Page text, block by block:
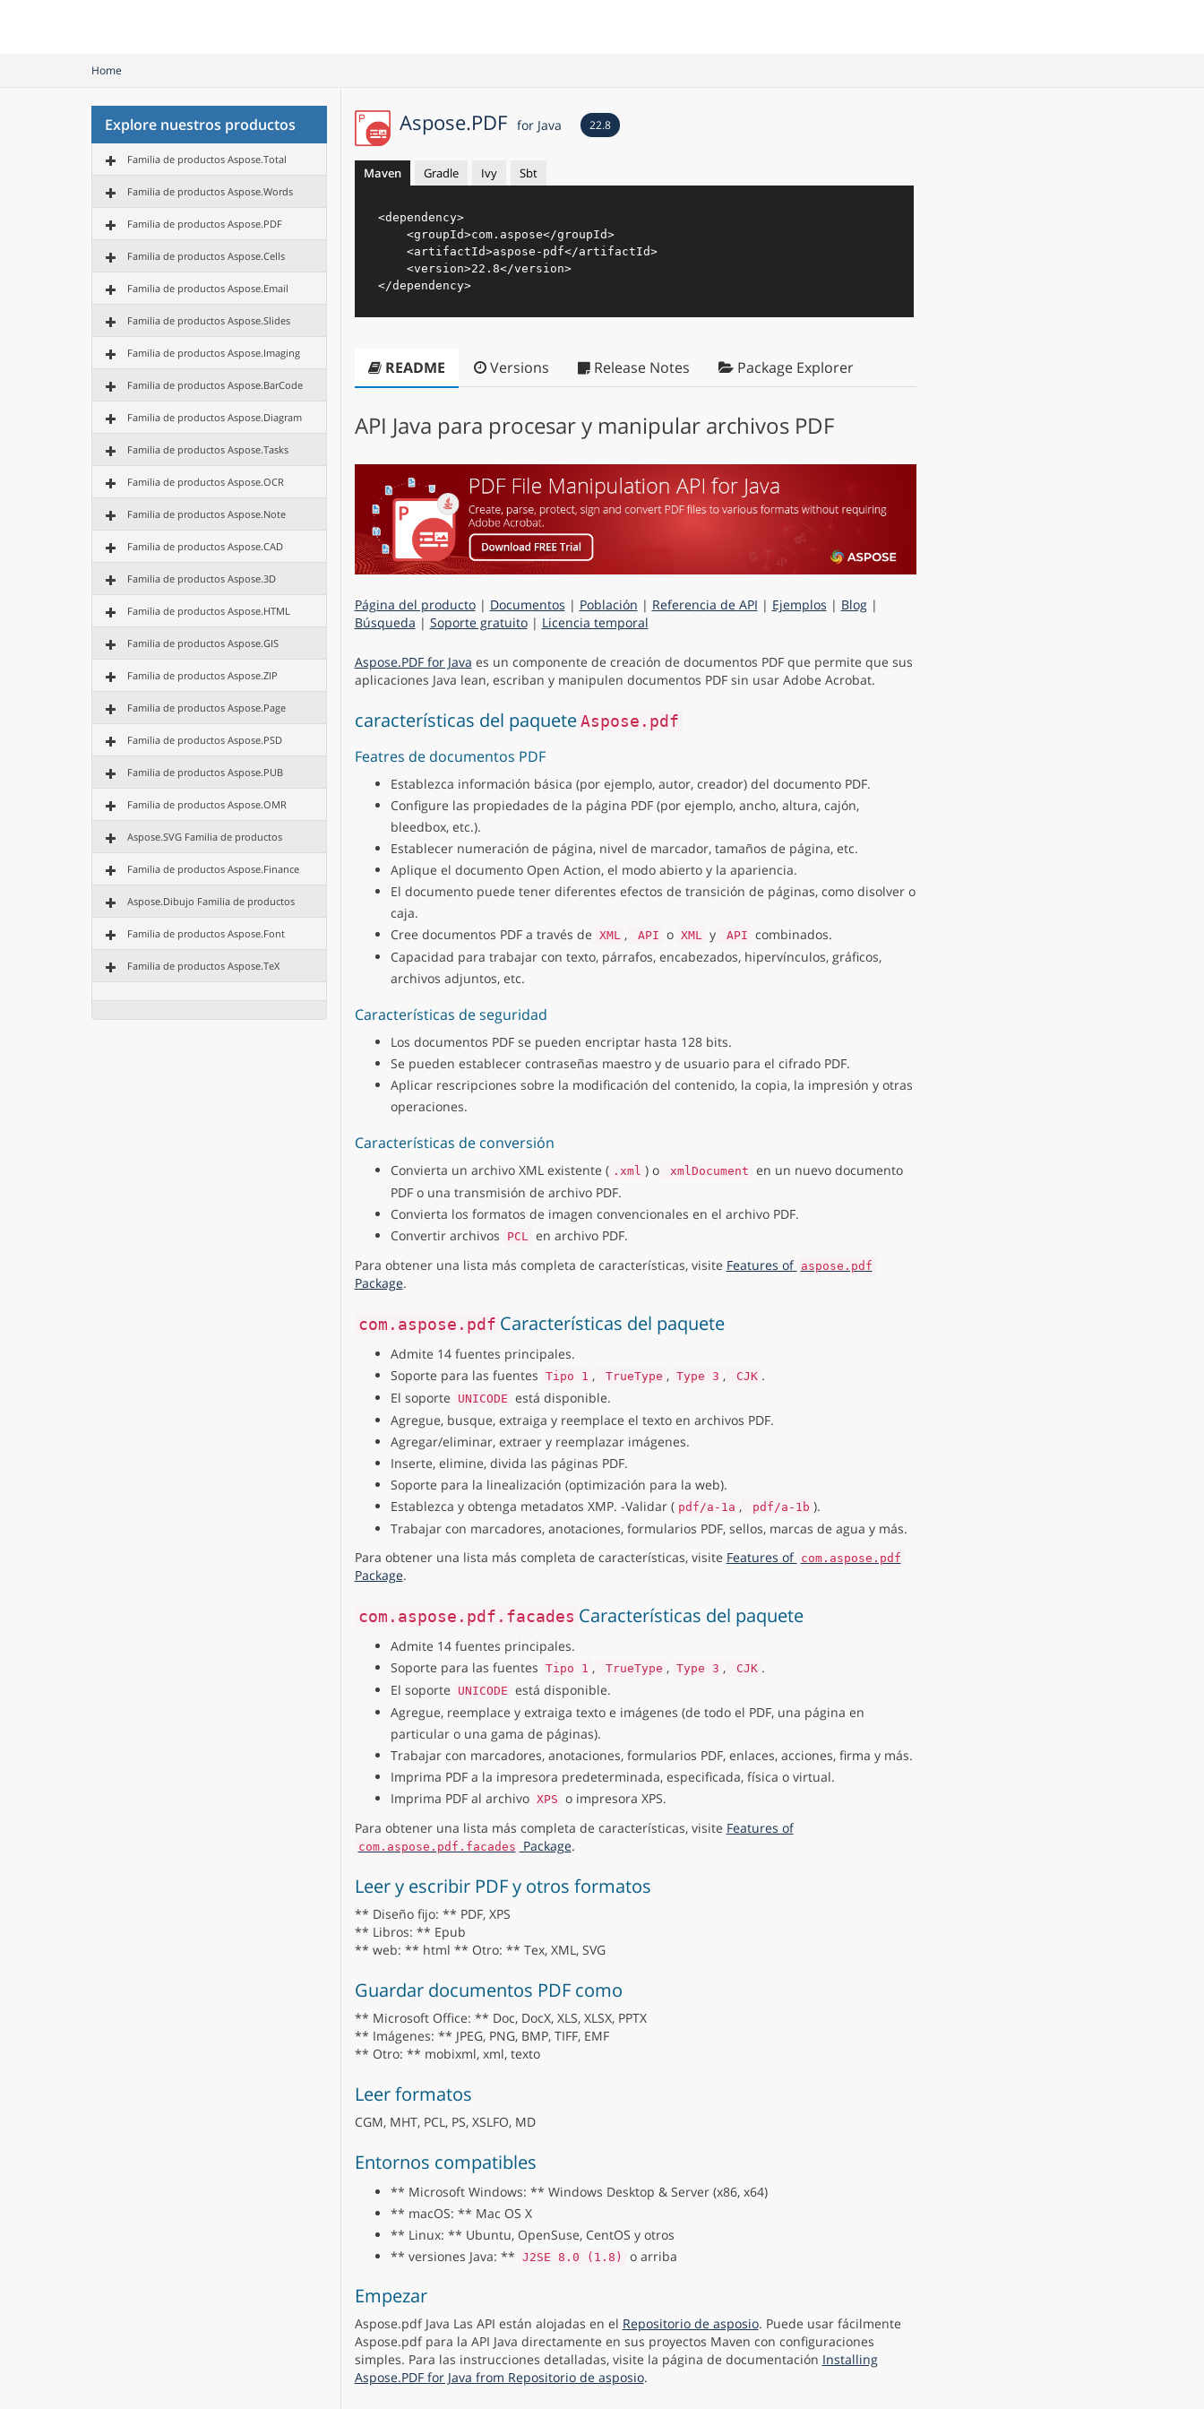
Home
Explore nuestros productos
Familia de productos Aspose.Total
Familia de productos Aspose.Words
Familia de productos Aspose.PDF
Familia de productos Aspose.Cells
Familia de productos Aspose.Email
Familia de productos Aspose.Slides
Familia de productos Aspose.Imaging
Familia de productos Aspose.BarCode
Familia de productos Aspose.Diagram
Familia de productos Aspose.Tasks
Familia de productos Aspose.OCR
Familia de productos Aspose.Note
Familia de productos Aspose.CAD
Familia de productos Aspose.3D
Familia de productos Aspose.HTML
Familia de productos Aspose.GIS
Familia de productos Aspose.ZIP
Familia de productos Aspose.Page
Familia de productos Aspose.PSD
Familia de productos Aspose.PUB
Familia de productos Aspose.OMR
Aspose.SVG Familia de productos
Familia de productos Aspose.Finance
Aspose.Dibujo Familia de productos
Familia de productos Aspose.Font
Familia de productos Aspose.TeX
Aspose.PDF for Java 22.8
Maven Gradle Ivy Sbt
<dependency>
<groupId>com.aspose</groupId>
<artifactId>aspose-pdf</artifactId>
<version>22.8</version>
</dependency>
README Versions Release Notes Package Explorer
API Java para procesar y manipular archivos PDF
Página del producto| Documentos | Población | Referencia de API | Ejemplos | Blog|
Búsqueda | Soporte gratuito| Licencia temporal
Aspose.PDF for Java es un componente de creación de documentos PDF que permite que sus
aplicaciones Java lean, escriban y manipulen documentos PDF sin usar Adobe Acrobat.
características del paquete Aspose.pdf
Featres de documentos PDF
Establezca información básica (por ejemplo, autor, creador) del documento PDF.
Configure las propiedades de la página PDF (por ejemplo, ancho, altura, cajón,
bleedbox, etc.).
Establecer numeración de página, nivel de marcador, tamaños de página, etc.
Aplique el documento Open Action, el modo abierto y la apariencia.
El documento puede tener diferentes efectos de transición de páginas, como disolver o
caja.
Cree documentos PDF a través de XML , API o XML y API combinados.
Capacidad para trabajar con texto, párrafos, encabezados, hipervínculos, gráficos,
archivos adjuntos, etc.
Características de seguridad
Los documentos PDF se pueden encriptar hasta 128 bits.
Se pueden establecer contraseñas maestro y de usuario para el cifrado PDF.
Aplicar rescripciones sobre la modificación del contenido, la copia, la impresión y otras
operaciones.
Características de conversión
Convierta un archivo XML existente ( .xml ) o xmlDocument en un nuevo documento
PDF o una transmisión de archivo PDF.
Convierta los formatos de imagen convencionales en el archivo PDF.
Convertir archivos
PCL
en archivo PDF.
Para obtener una lista más completa de características, visite Features of aspose.pdf
Package.
com.aspose.pdf Características del paquete
Admite 14 fuentes principales.
Soporte para las fuentes Tipo 1 , TrueType , Type 3 , CJK .
El soporte
UNICODE está disponible.
Agregue, busque, extraiga y reemplace el texto en archivos PDF.
Agregar/eliminar, extraer y reemplazar imágenes.
Inserte, elimine, divida las páginas PDF.
Soporte para la linealización (optimización para la web).
Establezca y obtenga metadatos XMP. -Validar ( pdf/a-1a , pdf/a-1b ).
Trabajar con marcadores, anotaciones, formularios PDF, sellos, marcas de agua y más.
Para obtener una lista más completa de características, visite Features of com.aspose.pdf
Package.
com.aspose.pdf.facades Características del paquete
Admite 14 fuentes principales.
Soporte para las fuentes Tipo 1 , TrueType , Type 3 , CJK .
El soporte
UNICODE está disponible.
Agregue, reemplace y extraiga texto e imágenes (de todo el PDF, una página en
particular o una gama de páginas).
Trabajar con marcadores, anotaciones, formularios PDF, enlaces, acciones, firma y más.
Imprima PDF a la impresora predeterminada, especificada, física o virtual.
Imprima PDF al archivo XPS o impresora XPS.
Para obtener una lista más completa de características, visite Features of
com.aspose.pdf.facades Package.
Leer y escribir PDF y otros formatos
** Diseño fijo: ** PDF, XPS
** Libros: ** Epub
** web: ** html ** Otro: ** Tex, XML, SVG
Guardar documentos PDF como
** Microsoft Office: ** Doc, DocX, XLS, XLSX, PPTX
** Imágenes: ** JPEG, PNG, BMP, TIFF, EMF
** Otro: ** mobixml, xml, texto
Leer formatos
CGM, MHT, PCL, PS, XSLFO, MD
Entornos compatibles
** Microsoft Windows: ** Windows Desktop & Server (x86, x64)
** macOS: ** Mac OS X
** Linux: ** Ubuntu, OpenSuse, CentOS y otros
** versiones Java: ** J2SE 8.0 (1.8) o arriba
Empezar
Aspose.pdf Java Las API están alojadas en el Repositorio de asposio. Puede usar fácilmente
Aspose.pdf para la API Java directamente en sus proyectos Maven con configuraciones
simples. Para las instrucciones detalladas, visite la página de documentación Installing
Aspose.PDF for Java from Repositorio de asposio.